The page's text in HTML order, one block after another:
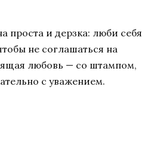
проста и дерзка: люби себя
не соглашаться на
любовь — со штампом,
с уважением.